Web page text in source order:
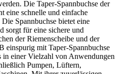
Die Taper-Spannbuchse der
eine schnelle und einfache
Spannbuchse bietet eine
sorgt für eine sichere und
der Riemenscheibe und der
einspurig mit Taper-Spannbuchse
in einer Vielzahl von Anwendungen
Pumpen, Lüftern,